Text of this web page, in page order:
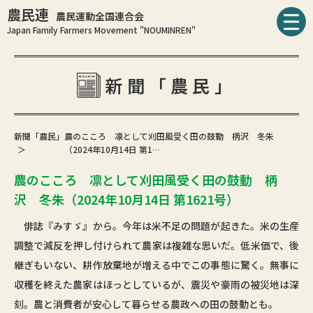
農民連 農民運動全国連合会
Japan Family Farmers Movement "NOUMINREN"
新聞「農民」
新聞「農民」 農のこころ 凛として刈田風受く田の鼓動 柄沢 冬朱
（2024年10月14日 第1…
農のこころ 凛として刈田風受く田の鼓動 柄
沢 冬朱（2024年10月14日 第1621号）
俳誌『みすゞ』から。今年は米不足の問題が起きた。米の生産
調整で減反を押し付けられて農家は複雑な思いだ。低米価で、後
継ぎもいない、耕作放棄地が増える中でこの事態に驚く。無事に
収穫を終えた農家はほっとしているが、震災や豪雨の被災地は深
刻。農と消費者が安心して暮らせる農政への田の鼓動とも。